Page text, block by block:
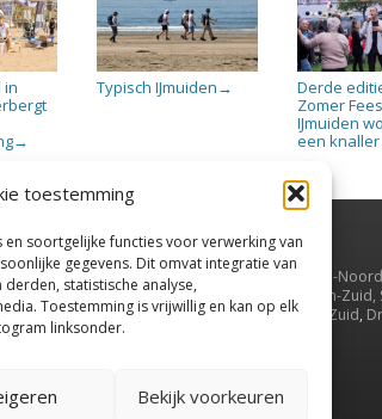
toestemming
soortgelijke functies voor verwerking van
gegevens. Dit omvat integratie van
statistische analyse,
Toestemming is vrijwillig en kan op elk
linksonder.
Bekijk voorkeuren
in
→
Typisch IJmuiden →
Derde
Zomer
IJmuiden
een knaller
34
IJmuiden,
Velsen-Noord
Velserbroek
,Velsen-Zuid,
Noord, Santpoort-Zuid,